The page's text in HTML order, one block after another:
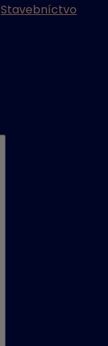
Stavebníctvo